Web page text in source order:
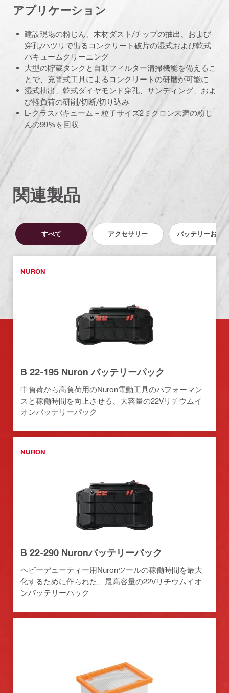
アプリケーション
建設現場の粉じん、木材ダスト/チップの抽出、および
穿孔/ハツリで出るコンクリート破片の湿式および乾式
バキュームクリーニング
大型の貯蔵タンクと自動フィルター清掃機能を備えるこ
とで、充電式工具によるコンクリートの研磨が可能に
湿式抽出、乾式ダイヤモンド穿孔、サンディング、およ
び軽負荷の研削/切断/切り込み
L-クラスバキューム – 粒子サイズ2ミクロン未満の粉じ
んの99%を回収
関連製品
すべて アクセサリー バッテリーおよ
NURON
B 22-195 Nuron バッテリーパック
中負荷から高負荷用のNuron電動工具のパフォーマン
スと稼働時間を向上させる、大容量の22Vリチウムイ
オンバッテリーパック
NURON
B 22-290 Nuronバッテリーパック
ヘビーデューティー用Nuronツールの稼働時間を最大
化するために作られた、最高容量の22Vリチウムイオ
ンバッテリーパック